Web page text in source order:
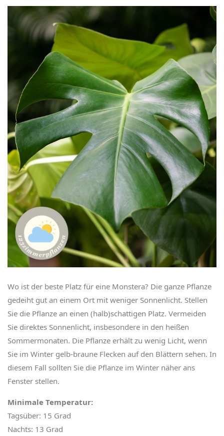
Wo ist der beste Platz für eine Monstera? Die ganze Pflanze
gedeiht gut an einem Ort mit weniger Sonnenlicht. Stellen
Sie die Pflanze an einen (halb)schattigen Platz. Vermeiden
Sie direktes Sonnenlicht, insbesondere in den heißen
Sommermonaten. Die Pflanze erhält zu wenig Licht, wenn
Sie im Winter gelb-braune Flecken auf den Blättern sehen. In
diesem Fall sollten Sie die Pflanze im Winter näher ans
Fenster stellen.
Minimale Temperatur:
Tagsüber: 15 Grad
Nachts: 13 Grad